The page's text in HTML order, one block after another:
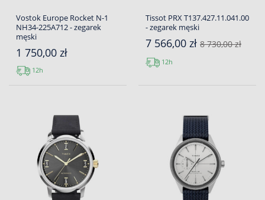
Vostok Europe Rocket N-1
NH34-225A712 - zegarek
męski
1 750,00 zł
12h
Tissot PRX T137.427.11.041.00
- zegarek męski
7 566,00 zł 8 730,00 zł
12h